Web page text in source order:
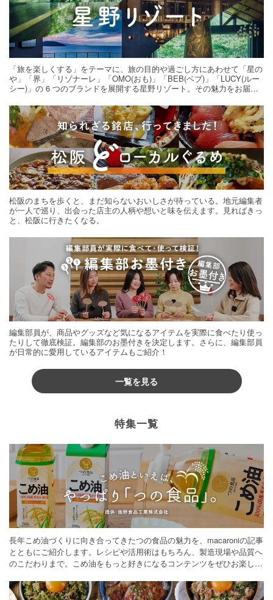
「旅を楽しくする」をテーマに、旅の目的や過ごし方にあわせて「星の
や」「界」「リゾナーレ」「OMO(おも)」「BEB(ベブ)」「LUCY(ルー
シー)」の 6 つのブランドを展開する星野リゾート。その魅力をお届け
松阪のまちを歩くと、まだ知らないおいしさが待っている。地元編集者
が一人で巡り、出会った店主の人柄や想いと味を伝えます。見ればきっ
と、松阪に行きたくなる。
編集部員が、商品やグッズなど気になるアイテムを実際に食べたり使っ
たりして徹底検証。編集部のお墨付きを決定します。さらに、編集部員
が日常的に愛用しているアイテムもご紹介！
一覧を見る
特集一覧
長年こめ油づくりに向き合ってきたつの食品の魅力を、macaroniの記事
とともにご紹介します。レシピや活用術はもちろん、製造現場や品質へ
のこだわりまで。こめ油をもっと好きになるコンテンツをぜひお楽しみ